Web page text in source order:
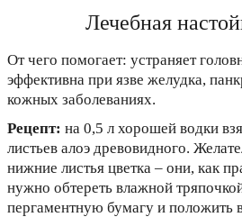
Лечебная
От чего помогает: устраняет
эффективна при язве желудка,
кожных заболеваниях.
Рецепт: на 0,5 л хорошей водки
листьев алоэ древовидного.
нижние листья цветка – они, как
нужно обтереть влажной
пергаментную бумагу и положить